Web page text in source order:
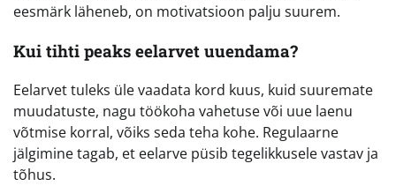
eesmärk läheneb, on motivatsioon palju suurem.
Kui tihti peaks eelarvet uuendama?
Eelarvet tuleks üle vaadata kord kuus, kuid suuremate
muudatuste, nagu töökoha vahetuse või uue laenu
võtmise korral, võiks seda teha kohe. Regulaarne
jälgimine tagab, et eelarve püsib tegelikkusele vastav ja
tõhus.